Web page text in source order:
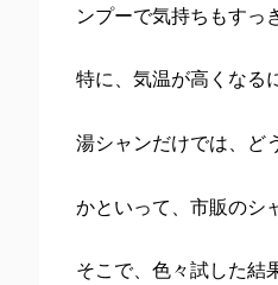
ンプーで気持ちもすっ
特に、気温が高くなる
湯シャンだけでは、ど
かといって、市販のシ
そこで、色々試した結果